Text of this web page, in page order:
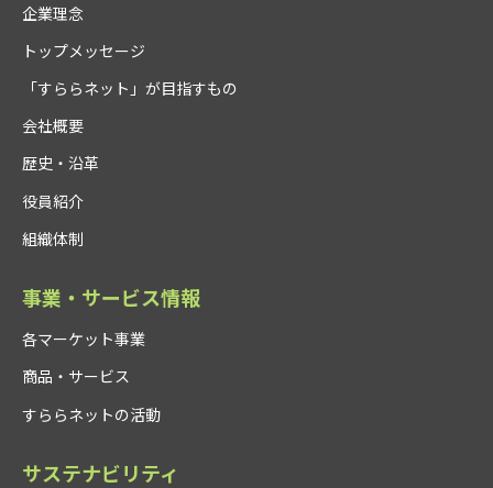
企業理念
トップメッセージ
「すららネット」が目指すもの
会社概要
歴史・沿革
役員紹介
組織体制
事業・サービス情報
各マーケット事業
商品・サービス
すららネットの活動
サステナビリティ